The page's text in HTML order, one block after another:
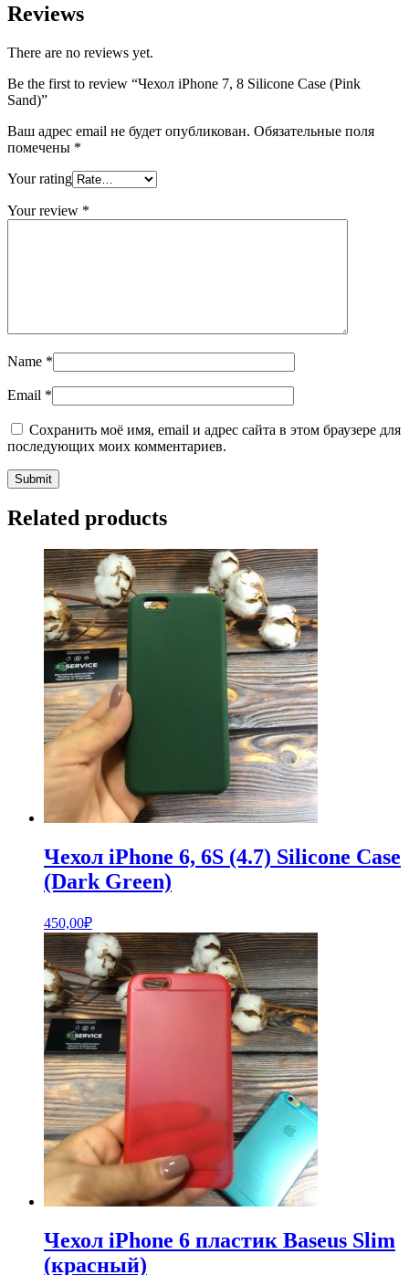
Reviews
There are no reviews yet.
Be the first to review “Чехол iPhone 7, 8 Silicone Case (Pink
Sand)”
Ваш адрес email не будет опубликован. Обязательные поля
помечены *
Your rating
Your review *
Name *
Email *
Сохранить моё имя, email и адрес сайта в этом браузере для
последующих моих комментариев.
Related products
Чехол iPhone 6, 6S (4.7) Silicone Case
(Dark Green)
450,00₽
Чехол iPhone 6 пластик Baseus Slim
(красный)